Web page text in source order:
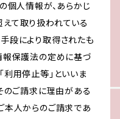
個人情報が、あらかじ
て取り扱われている
段により取得されたも
報保護法の定めに基づ
利用停止等」といいま
のご請求に理由がある
本人からのご請求であ